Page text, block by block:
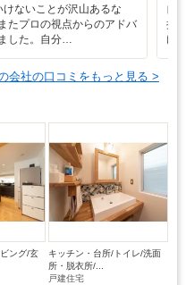
ないことが沢山あるな
たプロの視点からのアドバ
した。自分…
自
提
け
会社の口コミをもっと見る >
ング/玄
キッチン・台所/トイレ/洗面
所・脱衣所/...
戸建住宅